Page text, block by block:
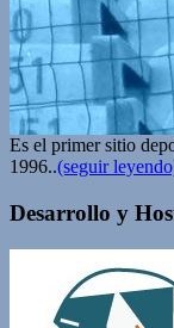
Es el primer sitio
1996..(seguir
Desarrollo y